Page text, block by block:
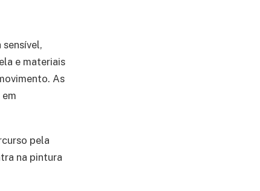
e materiais
As
pela
na pintura